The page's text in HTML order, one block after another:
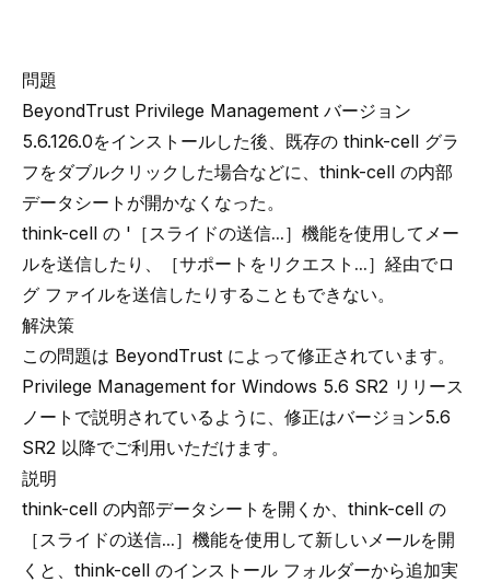
問題
BeyondTrust Privilege Management バージョン
5.6.126.0をインストールした後、既存の think-cell グラ
フをダブルクリックした場合などに、think-cell の内部
データシートが開かなくなった。
think-cell の ' ［スライドの送信...］ 機能を使用してメー
ルを送信したり、
［サポートをリクエスト...］ 経由でロ
グ ファイルを送信したりすることもできない。
解決策
この問題は BeyondTrust によって修正されています。
Privilege Management for Windows 5.6 SR2 リリース
ノート で説明されているように、修正はバージョン5.6
SR2 以降でご利用いただけます。
説明
think-cell の内部データシートを開くか、think-cell の
［スライドの送信...］ 機能を使用して新しいメールを開
くと、think-cell のインストール フォルダーから追加実